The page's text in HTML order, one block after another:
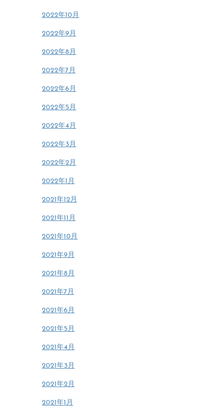
2022年10月
2022年9月
2022年8月
2022年7月
2022年6月
2022年5月
2022年4月
2022年3月
2022年2月
2022年1月
2021年12月
2021年11月
2021年10月
2021年9月
2021年8月
2021年7月
2021年6月
2021年5月
2021年4月
2021年3月
2021年2月
2021年1月